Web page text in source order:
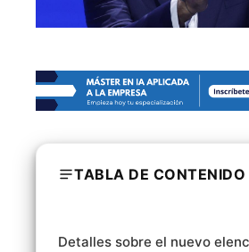
TABLA DE CONTENIDO
Detalles sobre el nuevo